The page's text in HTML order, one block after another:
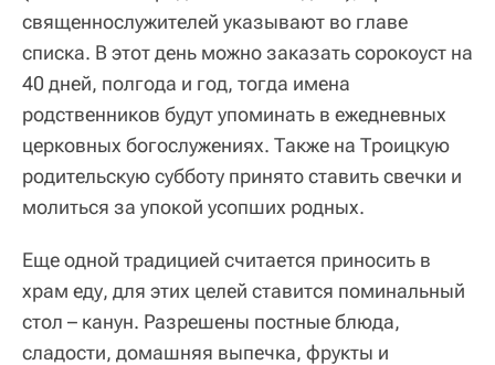
священнослужителей указывают во главе
списка. В этот день можно заказать сорокоуст на
40 дней, полгода и год, тогда имена
родственников будут упоминать в ежедневных
церковных богослужениях. Также на Троицкую
родительскую субботу принято ставить свечки и
молиться за упокой усопших родных.
Еще одной традицией считается приносить в
храм еду, для этих целей ставится поминальный
стол – канун. Разрешены постные блюда,
сладости, домашняя выпечка, фрукты и